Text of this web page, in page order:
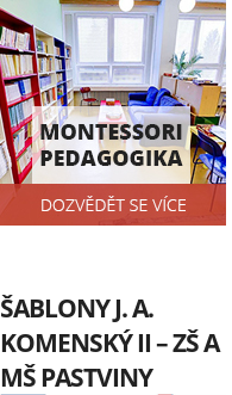
ŠABLONY J. A.
KOMENSKÝ II – ZŠ A
MŠ PASTVINY